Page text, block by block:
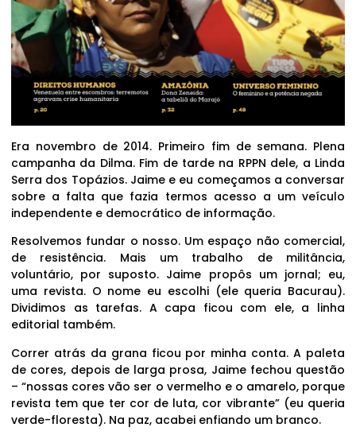
Era novembro de 2014. Primeiro fim de semana. Plena
campanha da Dilma. Fim de tarde na RPPN dele, a Linda
Serra dos Topázios. Jaime e eu começamos a conversar
sobre a falta que fazia termos acesso a um veículo
independente e democrático de informação.
Resolvemos fundar o nosso. Um espaço não comercial,
de resistência. Mais um trabalho de militância,
voluntário, por suposto. Jaime propôs um jornal; eu,
uma revista. O nome eu escolhi (ele queria Bacurau).
Dividimos as tarefas. A capa ficou com ele, a linha
editorial também.
Correr atrás da grana ficou por minha conta. A paleta
de cores, depois de larga prosa, Jaime fechou questão
– “nossas cores vão ser o vermelho e o amarelo, porque
revista tem que ter cor de luta, cor vibrante” (eu queria
verde-floresta). Na paz, acabei enfiando um branco.